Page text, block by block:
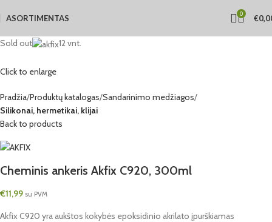
ASORTIMENTAS 0 €
Sold out 12 vnt.
Click to enlarge
Pradžia Produktų katalogas Sandarinimo medžiagos
Silikonai, hermetikai, klijai
Back to products
Cheminis ankeris Akfix C920, 300ml
€11,99 su PVM
Akfix C920 yra aukštos kokybės epoksidinio akrilato įpurškiamas